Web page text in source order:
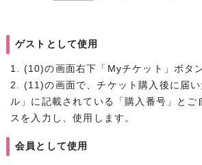
ゲストとして使用
1. (10)の画面右下「Myチケット」ボタ
2. (11)の画面で、チケット購入後に届
ル」に記載されている「購入番号」とご
スを入力し、使用します。
会員として使用